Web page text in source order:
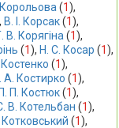
(1),
В. І. Корсак (1),
В. Корягіна (1),
(1), Н. С. Косар (1),
(1),
А. Костирко (1),
П. Костюк (1),
В. Котельбан (1),
Котковський (1),